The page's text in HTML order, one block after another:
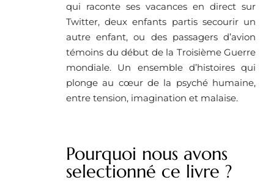
qui raconte ses vacances en direct sur
Twitter, deux enfants partis secourir un
autre enfant, ou des passagers d’avion
témoins du début de la Troisième Guerre
mondiale. Un ensemble d’histoires qui
plonge au cœur de la psyché humaine,
entre tension, imagination et malaise.
Pourquoi nous avons
selectionné ce livre ? ​